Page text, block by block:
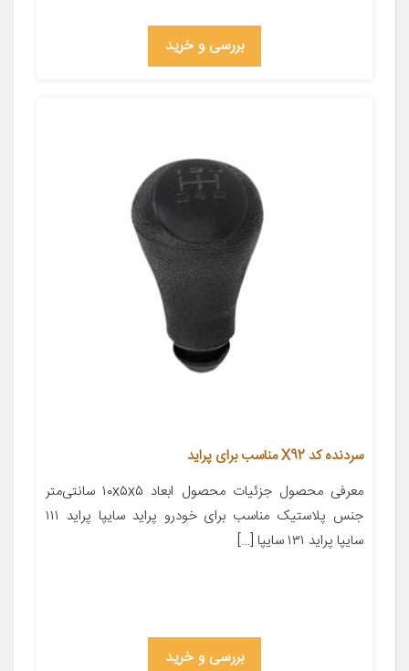
بررسی و خرید
سردنده کد X92 مناسب برای پراید
معرفی محصول جزئیات محصول ابعاد ۱۰x۵x۵ سانتی‌متر
جنس پلاستیک مناسب برای خودرو پراید سایپا پراید ۱۱۱
سایپا پراید ۱۳۱ سایپا […]
بررسی و خرید